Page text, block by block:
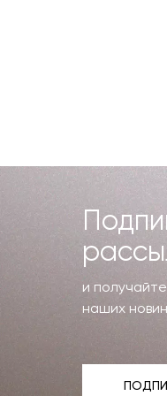
и
наших